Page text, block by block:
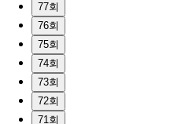
77회
76회
75회
74회
73회
72회
71회